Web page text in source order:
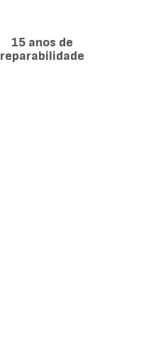
15 anos de
reparabilidade